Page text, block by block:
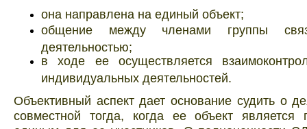
она направлена на единый объект;
общение между членами группы
деятельностью;
в ходе ее осуществляется
индивидуальных деятельностей.
Объективный аспект дает основание судить о
совместной тогда, когда ее объект является